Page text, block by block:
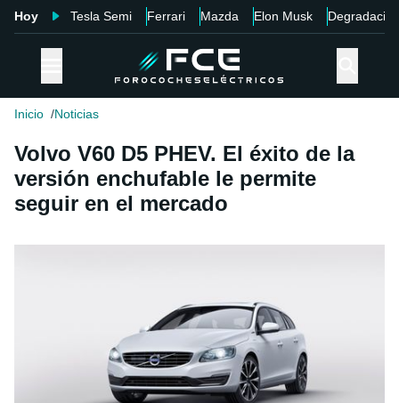
Hoy Tesla Semi Ferrari Mazda Elon Musk Degradación
Inicio Noticias
Volvo V60 D5 PHEV. El éxito de la
versión enchufable le permite
seguir en el mercado